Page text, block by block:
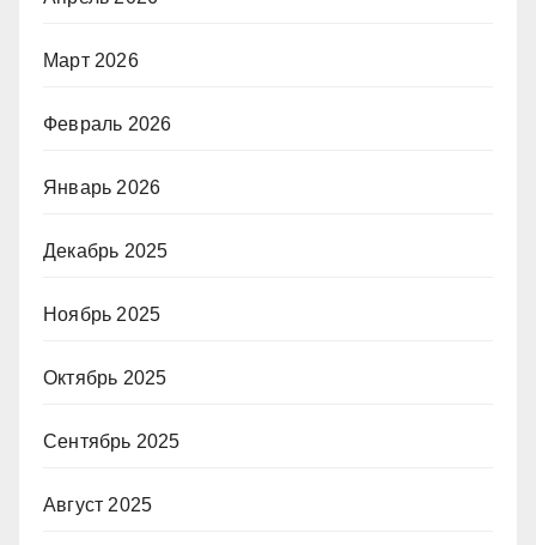
Март 2026
Февраль 2026
Январь 2026
Декабрь 2025
Ноябрь 2025
Октябрь 2025
Сентябрь 2025
Август 2025